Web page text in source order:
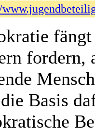
fordern,
Basis